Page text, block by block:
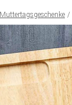
Muttertagsgeschenke